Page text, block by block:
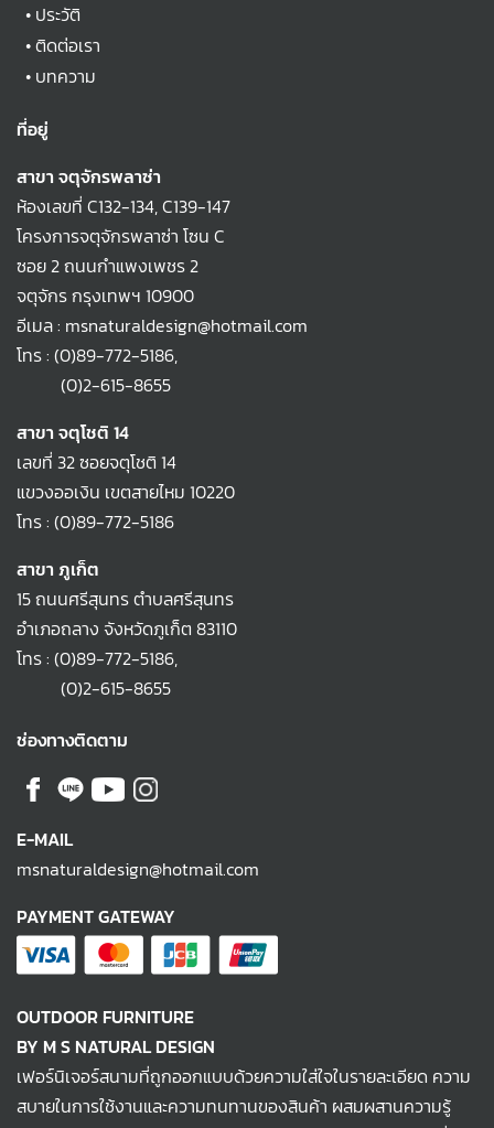
• ประวัติ
•ติดต่อเรา
• บทความ
ที่อยู่
สาขา จตุจักรพลาซ่า
ห้องเลขที่ C132-134, C139-147
โครงการจตุจักรพลาซ่า โซน C
ซอย 2 ถนนกำแพงเพชร 2
จตุจักร กรุงเทพฯ 10900
อีเมล : msnaturaldesign@hotmail.com
โทร : (0)89-772-5186,
(0)2-615-8655
สาขา จตุโชติ 14
เลขที่ 32 ซอยจตุโชติ 14
แขวงออเงิน เขตสายไหม 10220
โทร : (0)89-772-5186
สาขา ภูเก็ต
15 ถนนศรีสุนทร ตำบลศรีสุนทร
อำเภอถลาง จังหวัดภูเก็ต 83110
โทร : (0)89-772-5186,
(0)2-615-8655
ช่องทางติดตาม
E-MAIL
msnaturaldesign@hotmail.com
PAYMENT GATEWAY
OUTDOOR FURNITURE
BY M S NATURAL DESIGN
เฟอร์นิเจอร์สนามที่ถูกออกแบบด้วยความใส่ใจในรายละเอียด ความ
สบายในการใช้งานและความทนทานของสินค้า ผสมผสานความรู้